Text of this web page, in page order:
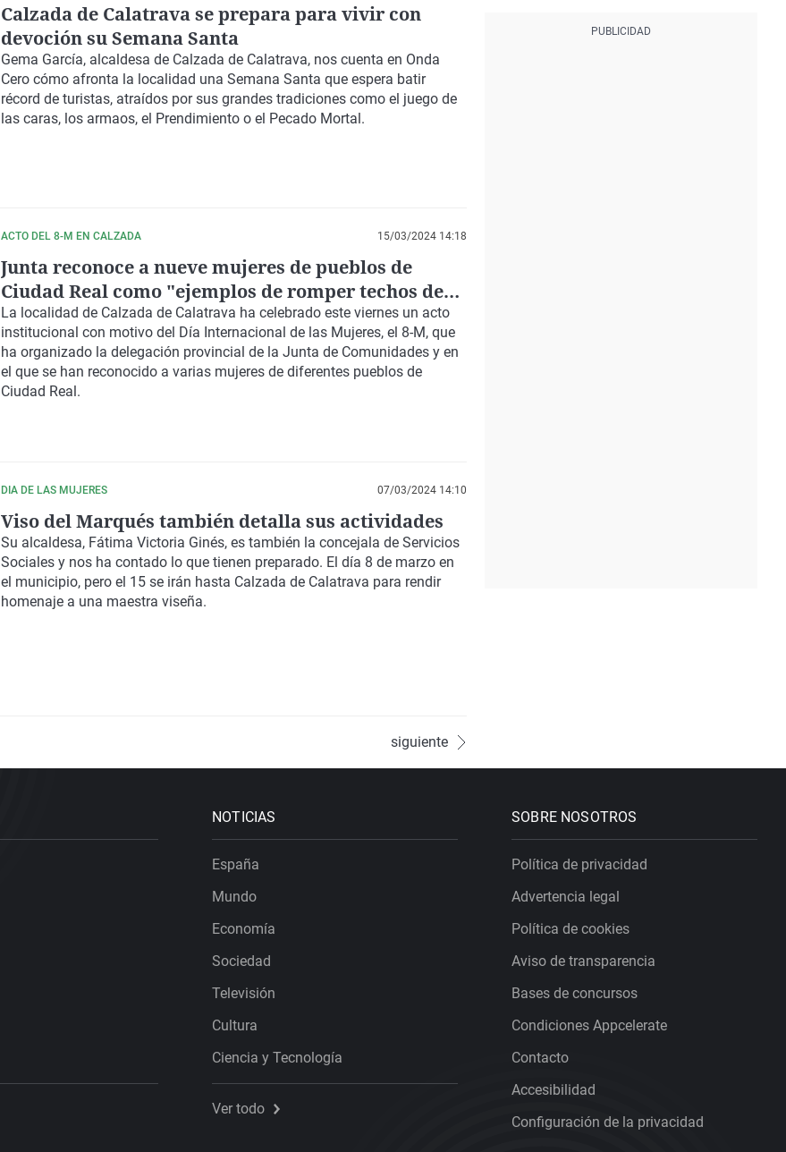
Calzada de Calatrava se prepara para vivir con
devoción su Semana Santa
Gema García, alcaldesa de Calzada de Calatrava, nos cuenta en Onda
Cero cómo afronta la localidad una Semana Santa que espera batir
récord de turistas, atraídos por sus grandes tradiciones como el juego de
las caras, los armaos, el Prendimiento o el Pecado Mortal.
ACTO DEL 8-M EN CALZADA 15/03/2024 14:18
Junta reconoce a nueve mujeres de pueblos de
Ciudad Real como "ejemplos de romper techos de
cristal en el mundo rural"
La localidad de Calzada de Calatrava ha celebrado este viernes un acto
institucional con motivo del Día Internacional de las Mujeres, el 8-M, que
ha organizado la delegación provincial de la Junta de Comunidades y en
el que se han reconocido a varias mujeres de diferentes pueblos de
Ciudad Real.
DIA DE LAS MUJERES 07/03/2024 14:10
Viso del Marqués también detalla sus actividades
Su alcaldesa, Fátima Victoria Ginés, es también la concejala de Servicios
Sociales y nos ha contado lo que tienen preparado. El día 8 de marzo en
el municipio, pero el 15 se irán hasta Calzada de Calatrava para rendir
homenaje a una maestra viseña.
siguiente
NOTICIAS
España
Mundo
Economía
Sociedad
Televisión
Cultura
Ciencia y Tecnología
Ver todo
SOBRE NOSOTROS
Política de privacidad
Advertencia legal
Política de cookies
Aviso de transparencia
Bases de concursos
Condiciones Appcelerate
Contacto
Accesibilidad
Configuración de la privacidad